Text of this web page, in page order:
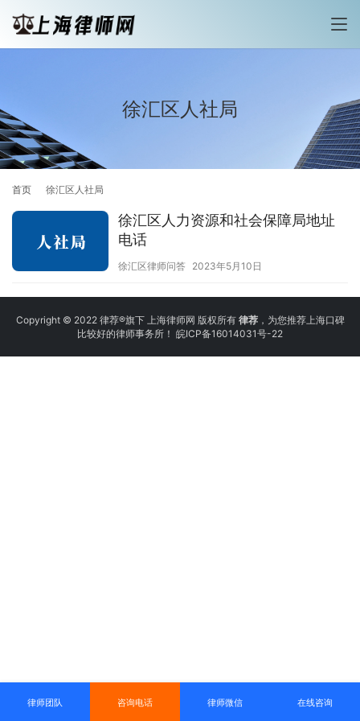
徐汇区人社局
首页 徐汇区人社局
徐汇区人力资源和社会保障局地址
电话
徐汇区律师问答 2023年5月10日
Copyright © 2022 律荐®旗下 上海律师网 版权所有 律荐，为您推荐上海口碑
比较好的律师事务所！ 皖ICP备16014031号-22
律师团队 咨询电话 律师微信 在线咨询